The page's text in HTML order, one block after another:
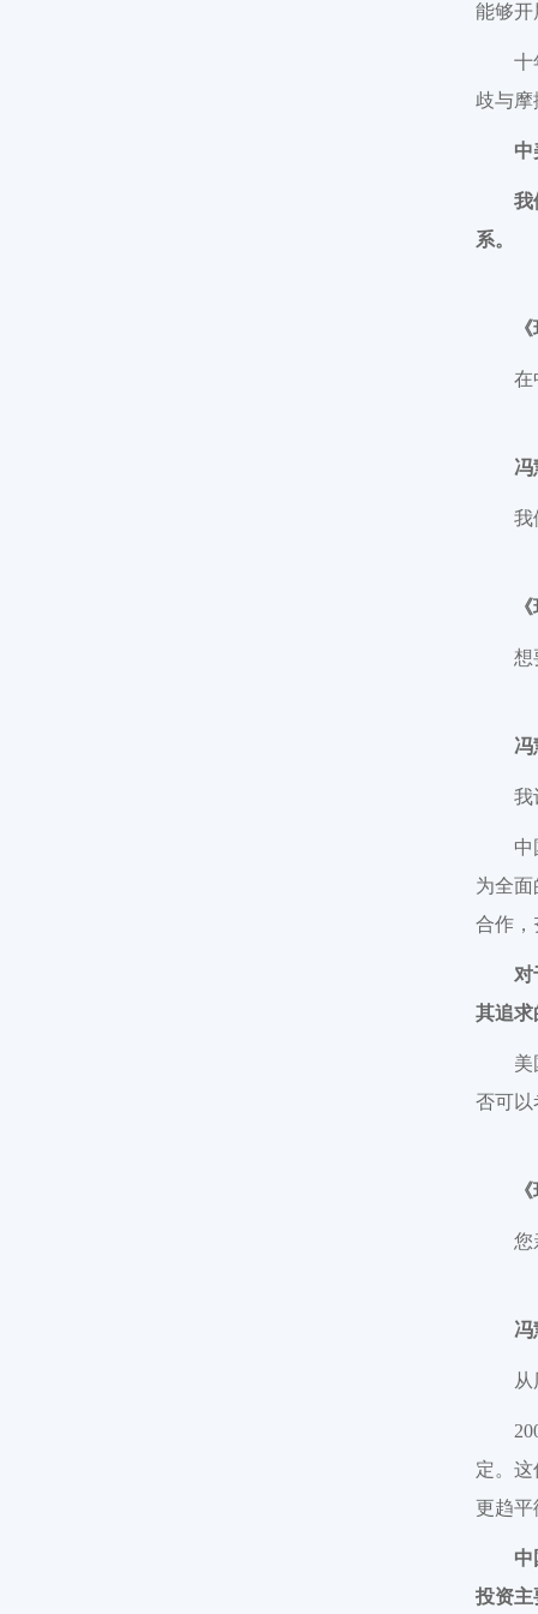
能够开
十
歧与摩
中
我
系。
在
冯
我
想
冯
我
为全
合作，
对
其追求
美
否可以
您
冯
定。
更趋平
中
投资主